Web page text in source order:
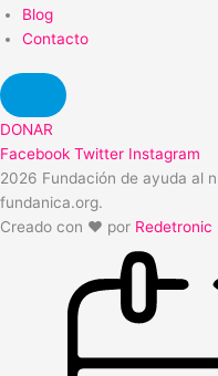
Blog
Contacto
DONAR
Facebook Twitter Instagram
2026 Fundación de ayuda al
fundanica.org.
Creado con ❤️ por Redetronic